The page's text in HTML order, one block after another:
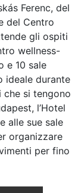
Ferenc, del
del Centro
gli ospiti
wellness-
e 10 sale
ideale durante
si tengono
l’Hotel
alle sue sale
organizzare
per fino